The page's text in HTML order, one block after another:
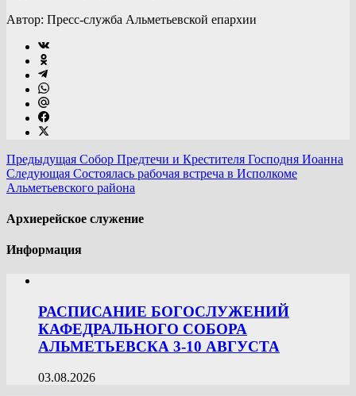
Автор: Пресс-служба Альметьевской епархии
Предыдущая Собор Предтечи и Крестителя Господня Иоанна
Следующая Состоялась рабочая встреча в Исполкоме
Альметьевского района
Архиерейское служение
Информация
РАСПИСАНИЕ БОГОСЛУЖЕНИЙ
КАФЕДРАЛЬНОГО СОБОРА
АЛЬМЕТЬЕВСКА 3-10 АВГУСТА
03.08.2026